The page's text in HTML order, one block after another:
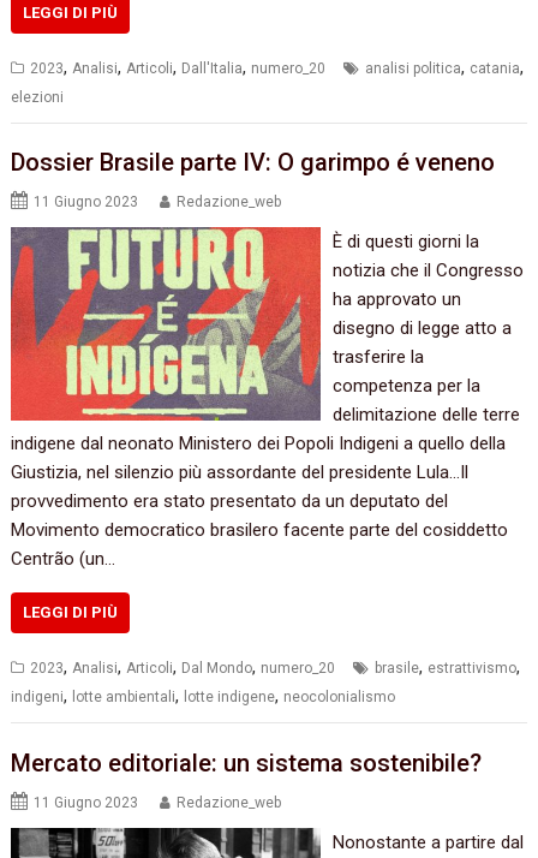
LEGGI DI PIÙ
2023, Analisi, Articoli, Dall'Italia, numero_20 analisi politica, catania,
elezioni
Dossier Brasile parte IV: O garimpo é veneno
11 Giugno 2023 Redazione_web
È di questi giorni la
notizia che il Congresso
ha approvato un
disegno di legge atto a
trasferire la
competenza per la
delimitazione delle terre
indigene dal neonato Ministero dei Popoli Indigeni a quello della
Giustizia, nel silenzio più assordante del presidente Lula…Il
provvedimento era stato presentato da un deputato del
Movimento democratico brasilero facente parte del cosiddetto
Centrão (un…
LEGGI DI PIÙ
2023,Analisi,Articoli, Dal Mondo, numero_20 brasile, estrattivismo,
indigeni, lotte ambientali, lotte indigene, neocolonialismo
Mercato editoriale: un sistema sostenibile?
11 Giugno 2023 Redazione_web
Nonostante a partire dal